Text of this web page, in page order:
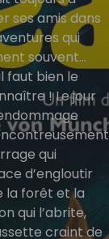
ses amis dans
qui
souvent...
faut bien le
! Le jour
qui
d’engloutir
la forêt et la
qui l’abrite,
craint de